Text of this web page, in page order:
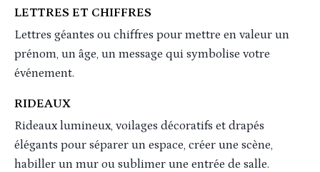
LETTRES ET CHIFFRES
Lettres géantes ou chiffres pour mettre en valeur un
prénom, un âge, un message qui symbolise votre
événement.
RIDEAUX
Rideaux lumineux, voilages décoratifs et drapés
élégants pour séparer un espace, créer une scène,
habiller un mur ou sublimer une entrée de salle.